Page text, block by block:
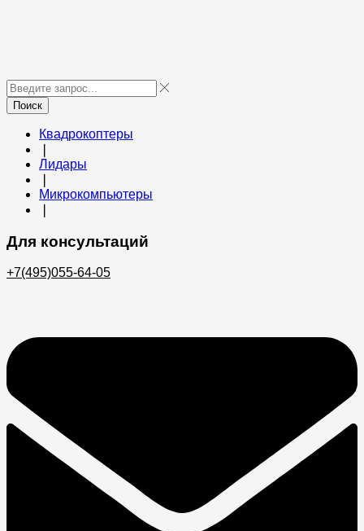
Поиск
Квадрокоптеры
Лидары
Микрокомпьютеры
Для консультаций
+7(495)055-64-05